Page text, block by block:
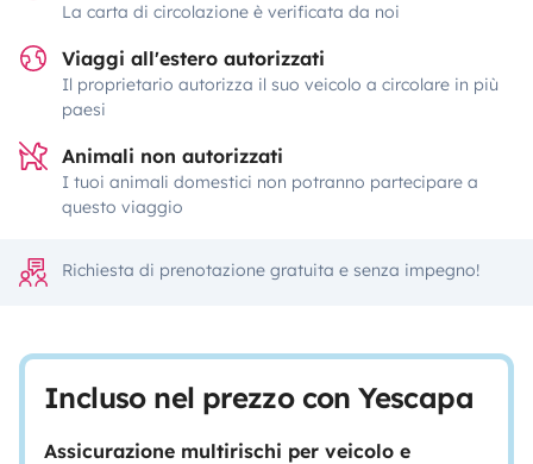
La carta di circolazione è verificata da noi
Viaggi all'estero autorizzati
Il proprietario autorizza il suo veicolo a circolare in più
paesi
Animali non autorizzati
I tuoi animali domestici non potranno partecipare a
questo viaggio
Richiesta di prenotazione gratuita e senza impegno!
Incluso nel prezzo con Yescapa
Assicurazione multirischi per veicolo e